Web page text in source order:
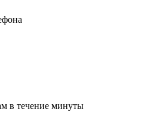
в течение минуты